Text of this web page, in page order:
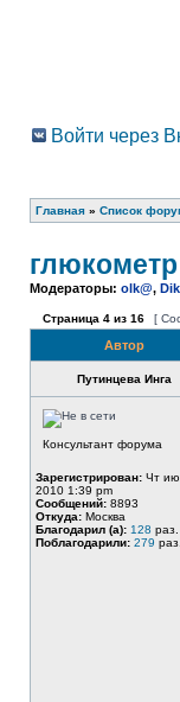
Войти через
Главная » Список
Модераторы: olk@, Dik
Страница 4 из 16 [
Автор
Путинцева Инга
Консультант форума
Зарегистрирован: Чт
2010 1:39 pm
Сообщений: 8893
Откуда: Москва
Благодарил (а): 128 раз.
Поблагодарили: 279 раз.